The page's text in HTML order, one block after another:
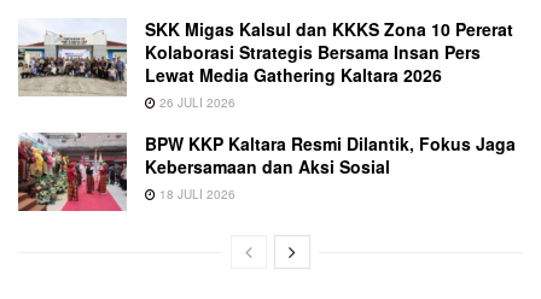
SKK Migas Kalsul dan KKKS Zona 10 Pererat
Kolaborasi Strategis Bersama Insan Pers
Lewat Media Gathering Kaltara 2026
26 JULI 2026
BPW KKP Kaltara Resmi Dilantik, Fokus Jaga
Kebersamaan dan Aksi Sosial
18 JULI 2026